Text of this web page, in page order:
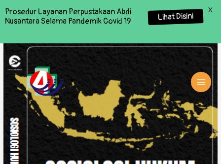
Prosedur Layanan Perpustakaan Abdi
Nusantara Selama Pandemik Covid 19
Lihat Disini
X